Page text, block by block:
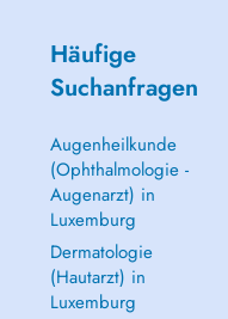
Häufige
Suchanfragen
Augenheilkunde
(Ophthalmologie -
Augenarzt) in
Luxemburg
Dermatologie
(Hautarzt) in
Luxemburg